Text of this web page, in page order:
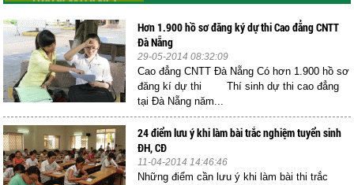
Hơn 1.900 hồ sơ đăng ký dự thi Cao đẳng CNTT
Đà Nẵng
29-05-2014 08:32:09
Cao đẳng CNTT Đà Nẵng Có hơn 1.900 hồ sơ
đăng kí dự thi Thí sinh dự thi cao đẳng
tại Đà Nẵng năm...
24 điểm lưu ý khi làm bài trắc nghiệm tuyển sinh
ĐH, CĐ
11-04-2014 14:46:46
Những điểm cần lưu ý khi làm bài thi trắc